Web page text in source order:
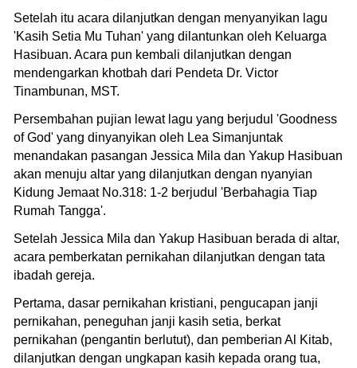
Setelah itu acara dilanjutkan dengan menyanyikan lagu
'Kasih Setia Mu Tuhan' yang dilantunkan oleh Keluarga
Hasibuan. Acara pun kembali dilanjutkan dengan
mendengarkan khotbah dari Pendeta Dr. Victor
Tinambunan, MST.
Persembahan pujian lewat lagu yang berjudul 'Goodness
of God' yang dinyanyikan oleh Lea Simanjuntak
menandakan pasangan Jessica Mila dan Yakup Hasibuan
akan menuju altar yang dilanjutkan dengan nyanyian
Kidung Jemaat No.318: 1-2 berjudul 'Berbahagia Tiap
Rumah Tangga'.
Setelah Jessica Mila dan Yakup Hasibuan berada di altar,
acara pemberkatan pernikahan dilanjutkan dengan tata
ibadah gereja.
Pertama, dasar pernikahan kristiani, pengucapan janji
pernikahan, peneguhan janji kasih setia, berkat
pernikahan (pengantin berlutut), dan pemberian Al Kitab,
dilanjutkan dengan ungkapan kasih kepada orang tua,